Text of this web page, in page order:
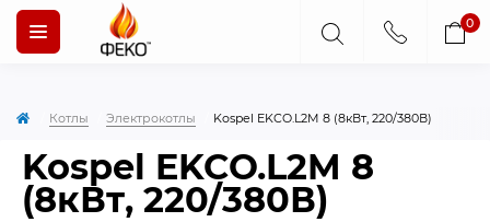
0
Котлы Электрокотлы Kospel EKCO.L2M 8 (8кВт, 220/380В)
Kospel EKCO.L2M 8
(8кВт, 220/380В)